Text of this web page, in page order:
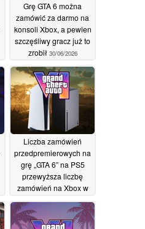
Grę GTA 6 można
zamówić za darmo na
konsoli Xbox, a pewien
szczęśliwy gracz już to
zrobił 30/06/2026
Liczba zamówień
przedpremierowych na
grę „GTA 6” na PS5
przewyższa liczbę
zamówień na Xbox w
obliczu zbliżającej się
podwyżki cen konsoli